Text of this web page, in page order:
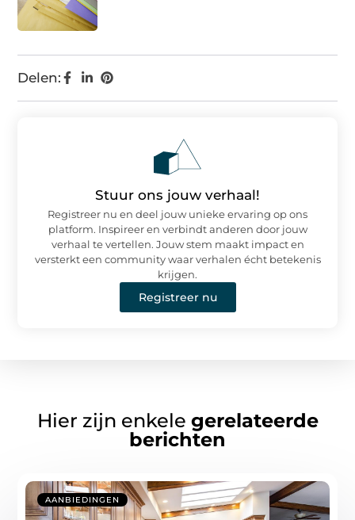
Delen:
Stuur ons jouw verhaal!
Registreer nu en deel jouw unieke ervaring op ons
platform. Inspireer en verbindt anderen door jouw
verhaal te vertellen. Jouw stem maakt impact en
versterkt een community waar verhalen écht betekenis
krijgen.
Registreer nu
Hier zijn enkele gerelateerde
berichten
AANBIEDINGEN